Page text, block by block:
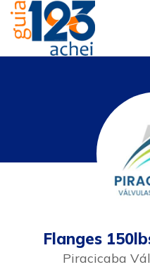
Flanges
Piracicaba